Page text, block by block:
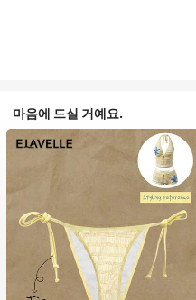
마음에 드실 거예요.